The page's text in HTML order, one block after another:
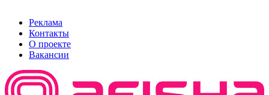
Реклама
Контакты
О проекте
Вакансии